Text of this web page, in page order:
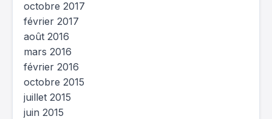
octobre 2017
février 2017
août 2016
mars 2016
février 2016
octobre 2015
juillet 2015
juin 2015